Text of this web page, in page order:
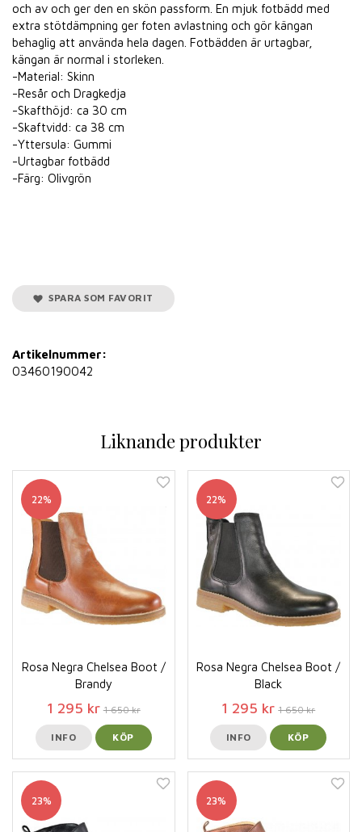
och av och ger den en skön passform. En mjuk fotbädd med
extra stötdämpning ger foten avlastning och gör kängan
behaglig att använda hela dagen. Fotbädden är urtagbar,
kängan är normal i storleken.
-Material: Skinn
-Resår och Dragkedja
-Skafthöjd: ca 30 cm
-Skaftvidd: ca 38 cm
-Yttersula: Gummi
-Urtagbar fotbädd
-Färg: Olivgrön
SPARA SOM FAVORIT
Artikelnummer:
03460190042
Liknande produkter
22%
Rosa Negra Chelsea Boot /
Brandy
1 295 kr 1 650 kr
INFO KÖP
22%
Rosa Negra Chelsea Boot /
Black
1 295 kr 1 650 kr
INFO KÖP
23% 23%